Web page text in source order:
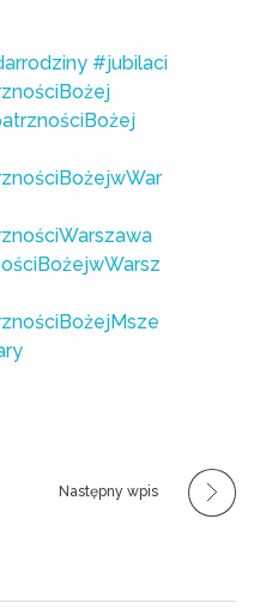
#jubilaci
Następny wpis